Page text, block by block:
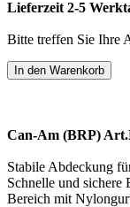
Lieferzeit 2-5
Bitte treffen Sie Ihre
Can-Am (BRP)
Stabile Abdeckung
Schnelle und sichere
Bereich mit